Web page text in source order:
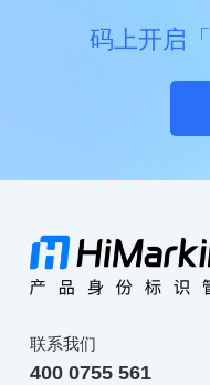
码上开启「
联系我们
400 0755 561